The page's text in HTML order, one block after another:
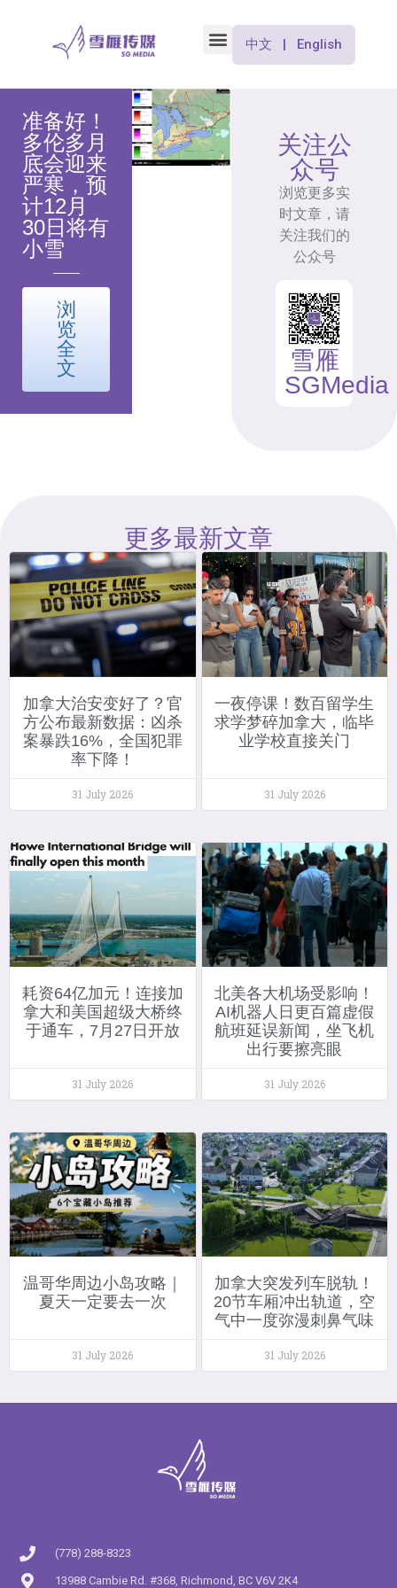
中文 | English
准备好！
多伦多月
底会迎来
严寒，预
计12月
30日将有
小雪
浏
览
全
文
关注公
众号
浏览更多实
时文章，请
关注我们的
公众号
雪雁
SGMedia
更多最新文章
加拿大治安变好了？官
方公布最新数据：凶杀
案暴跌16%，全国犯罪
率下降！
31 July 2026
一夜停课！数百留学生
求学梦碎加拿大，临毕
业学校直接关门
31 July 2026
耗资64亿加元！连接加
拿大和美国超级大桥终
于通车，7月27日开放
31 July 2026
北美各大机场受影响！
AI机器人日更百篇虚假
航班延误新闻，坐飞机
出行要擦亮眼
31 July 2026
温哥华周边小岛攻略｜
夏天一定要去一次
31 July 2026
加拿大突发列车脱轨！
20节车厢冲出轨道，空
气中一度弥漫刺鼻气味
31 July 2026
(778) 288-8323
13988 Cambie Rd. #368, Richmond, BC V6V 2K4